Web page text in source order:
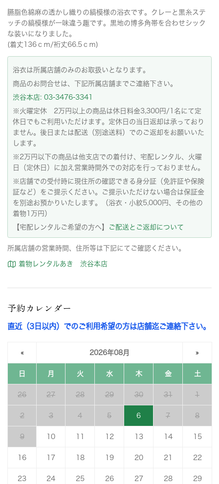
臙脂色綿麻の透かし織りの縞模様の浴衣です。クレーと黒糸ステ
ッチの縞模様が一味違う趣です。黒地の博多角帯を合わせシック
な装いになりました。
(着丈136ｃｍ/裄丈66.5ｃｍ)
浴衣は所属店舗のみのお取扱いとなります。
商品のお問合せは、下記所属店舗までご連絡下さい。
渋谷本店: 03-3476-3341
※火曜定休 2万円以上の商品は休日料金3,300円/1名にて定
休日でもご利用いただけます。定休日の当日返却は承っており
ません。後日または配送（別途送料）でのご返却をお願いいた
します。
※2万円以下の商品は他支店での着付け、宅配レンタル、火曜
日（定休日）に加え営業時間外での対応を行っておりません。
※店舗での受付時に現住所の確認できる身分証（免許証や保険
証など）をご提示ください。ご提示いただけない場合は保証金
を別途お預かりいたします。（浴衣・小紋5,000円、その他の
着物1万円）
【宅配レンタルご希望の方へ】
ご配送とご返却について
所属店舗の営業時間、住所等は下記にてご確認ください。
着物レンタルあき 渋谷本店
予約カレンダー
直近（3日以内）でのご利用希望の方は店舗迄ご連絡下さい。
« 2026年08月 »
日 月 火 水 木 金 土
26 27 28 29 30 31 1
2 3 4 5 6 7 8
9 10 12 13 14 15
16 17 18 19 20 21 22
23 24 25 26 27 28 29